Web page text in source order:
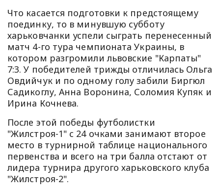
Что касается подготовки к предстоящему
поединку, то в минувшую субботу
харьковчанки успели сыграть перенесенный
матч 4-го тура чемпионата Украины, в
котором разгромили львовские "Карпаты"
7:3. У победителей трижды отличилась Ольга
Овдийчук и по одному голу забили Биргюл
Садикоглу, Анна Воронина, Соломия Купяк и
Ирина Кочнева.
После этой победы футболистки
"Жилстроя-1" с 24 очками занимают второе
место в турнирной таблице национального
первенства и всего на три балла отстают от
лидера турнира другого харьковского клуба
"Жилстроя-2".